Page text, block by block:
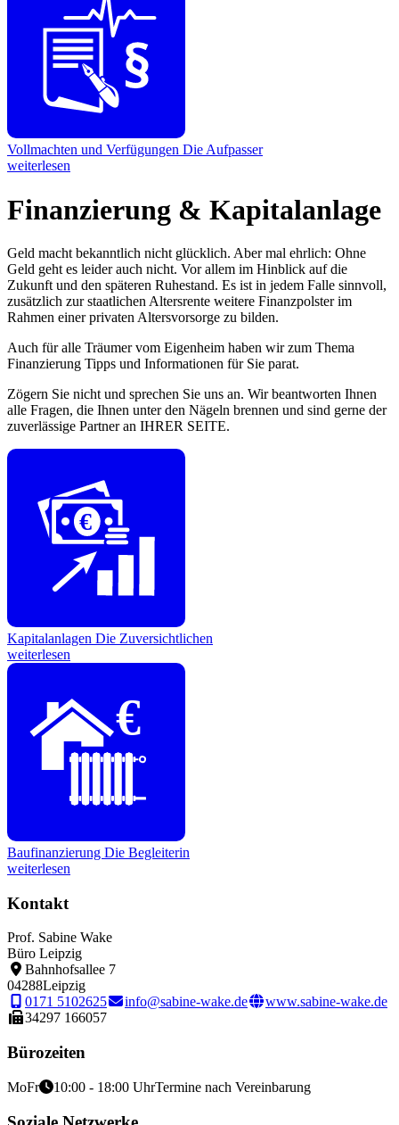
Vollmachten und Verfügungen Die Aufpasser
weiterlesen
Finanzierung & Kapitalanlage
Geld macht bekanntlich nicht glücklich. Aber mal ehrlich: Ohne
Geld geht es leider auch nicht. Vor allem im Hinblick auf die
Zukunft und den späteren Ruhestand. Es ist in jedem Falle sinnvoll,
zusätzlich zur staatlichen Altersrente weitere Finanzpolster im
Rahmen einer privaten Altersvorsorge zu bilden.
Auch für alle Träumer vom Eigenheim haben wir zum Thema
Finanzierung Tipps und Informationen für Sie parat.
Zögern Sie nicht und sprechen Sie uns an. Wir beantworten Ihnen
alle Fragen, die Ihnen unter den Nägeln brennen und sind gerne der
zuverlässige Partner an IHRER SEITE.
€
Kapitalanlagen Die Zuversichtlichen
weiterlesen
€
Baufinanzierung Die Begleiterin
weiterlesen
Kontakt
Prof. Sabine Wake
Büro Leipzig
Bahnhofsallee 7
04288Leipzig
0171 5102625
info@sabine-wake.de
www.sabine-wake.de
34297 166057
Bürozeiten
MoFr 10:00 - 18:00 UhrTermine nach Vereinbarung